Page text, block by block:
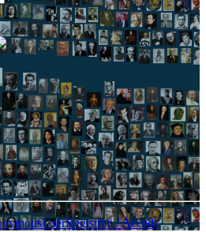
Registrati / Accedi